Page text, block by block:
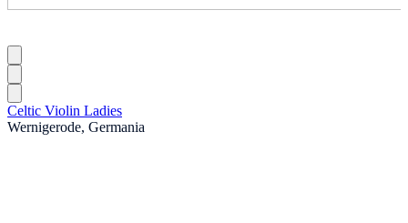
Celtic Violin Ladies
Wernigerode, Germania